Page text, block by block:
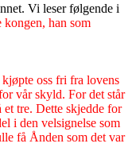
Vi leser følgende i
han som
oss fri fra lovens
vår skyld. For det står
et tre. Dette skjedde for
i den velsignelse som
få Ånden som det var